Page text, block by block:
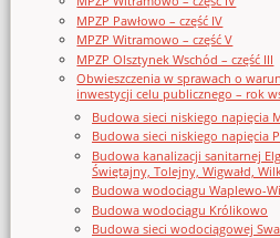
MPZP Pawłowo – część IV
MPZP Witramowo – część V
MPZP Olsztynek Wschód – część III
Obwieszczenia w sprawach o
inwestycji celu publicznego – rok
Budowa sieci niskiego napięcia
Budowa sieci niskiego napięcia
Budowa kanalizacji sanitarnej
Świętajny, Tolejny, Wigwałd,
Budowa wodociągu Waplewo-
Budowa wodociągu Królikowo
Budowa sieci wodociągowej